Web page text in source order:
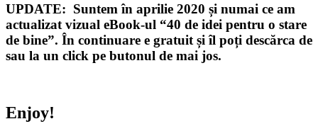
UPDATE: Suntem în aprilie 2020 și numai ce am
actualizat vizual eBook-ul “40 de idei pentru o stare
de bine”. În continuare e gratuit și îl poți descărca de
sau la un click pe butonul de mai jos.
Enjoy!